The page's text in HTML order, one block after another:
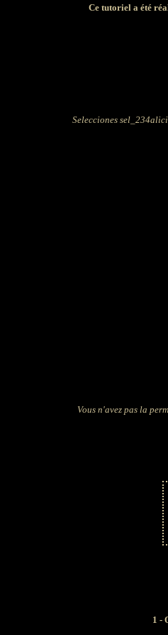
Ce tutoriel a été
Selecciones
Vous n'avez pas la
1 -